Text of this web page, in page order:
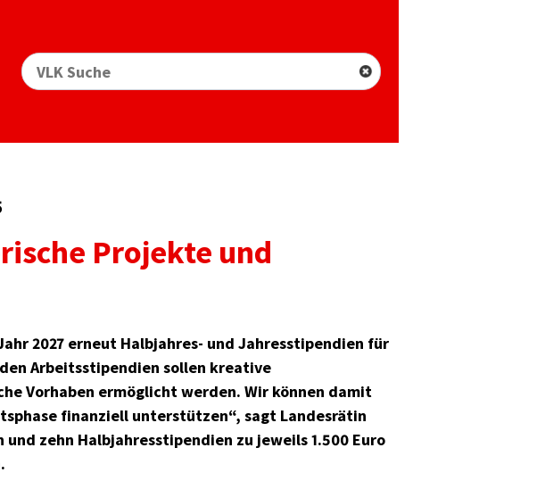
Projekte und
2027 erneut Halbjahres- und Jahresstipendien für
Arbeitsstipendien sollen kreative
Vorhaben ermöglicht werden. Wir können damit
finanziell unterstützen“, sagt Landesrätin
zehn Halbjahresstipendien zu jeweils 1.500 Euro